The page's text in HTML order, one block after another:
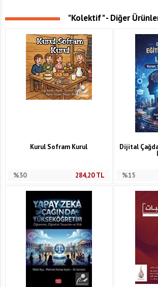
"Kolektif" - Diğer
Kurul Sofram Kurul
%30 284,20TL
Dijital
%15